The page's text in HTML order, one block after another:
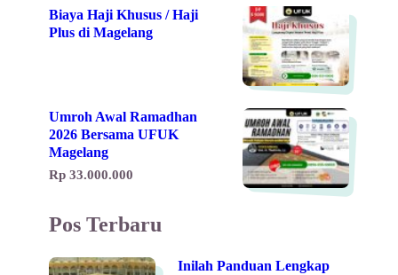
Biaya Haji Khusus / Haji
Plus di Magelang
Umroh Awal Ramadhan
2026 Bersama UFUK
Magelang
Rp 33.000.000
Pos Terbaru
Inilah Panduan Lengkap